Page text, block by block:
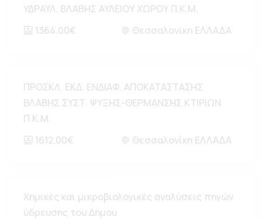
ΥΔΡΑΥΛ. ΒΛΑΒΗΣ ΑΥΛΕΙΟΥ ΧΩΡΟΥ Π.Κ.Μ.
1364.00€
Θεσσαλονίκη ΕΛΛΑΔΑ
ΠΡΟΣΚΛ. ΕΚΔ. ΕΝΔΙΑΦ. ΑΠΟΚΑΤΑΣΤΑΣΗΣ
ΒΛΑΒΗΣ ΣΥΣΤ. ΨΥΞΗΣ-ΘΕΡΜΑΝΣΗΣ ΚΤΙΡΙΩΝ
Π.Κ.Μ.
1612.00€
Θεσσαλονίκη ΕΛΛΑΔΑ
Χημικές και μικροβιολογικές αναλύσεις πηγών
ύδρευσης του Δήμου